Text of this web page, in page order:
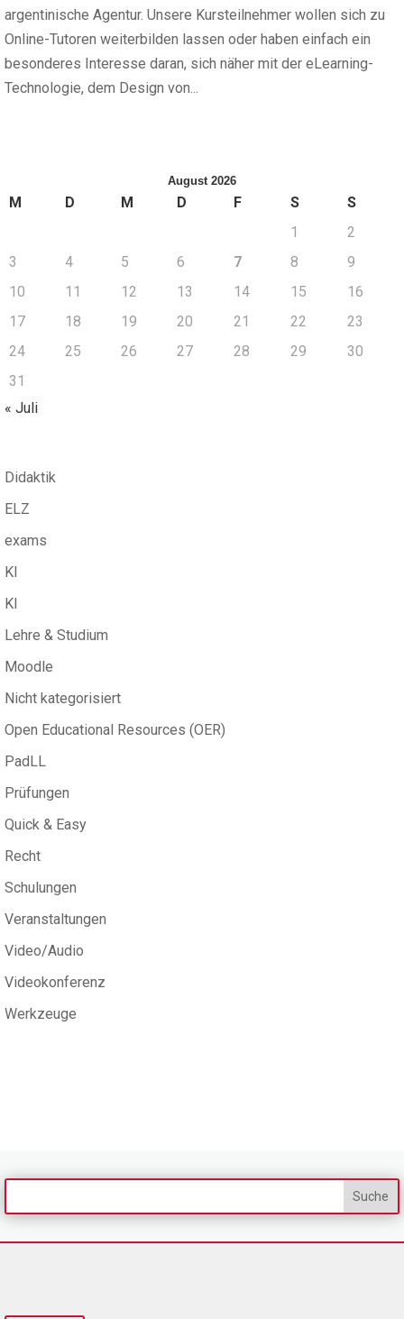
argentinische Agentur. Unsere Kursteilnehmer wollen sich zu
Online-Tutoren weiterbilden lassen oder haben einfach ein
besonderes Interesse daran, sich näher mit der eLearning-
Technologie, dem Design von...
August 2026
M D M D F S
S
1
2
3
4 5 6 7 8
9
10
11 12 13 14 15
16
17
18 19 20 21 22
23
24
25 26 27 28 29
30
31
« Juli
Didaktik
ELZ
exams
KI
KI
Lehre & Studium
Moodle
Nicht kategorisiert
Open Educational Resources (OER)
PadLL
Prüfungen
Quick & Easy
Recht
Schulungen
Veranstaltungen
Video/Audio
Videokonferenz
Werkzeuge